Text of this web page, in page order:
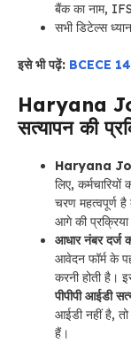
बैंक का नाम,
सभी डिटेल्स
इसे भी पढ़ें: BCECE
Haryana
सत्यापन की
Haryana
लिए,
चरण महत्वपूर्ण है
आगे की प्रक्रिया
आधार नंबर दर्ज
आवेदन फॉर्म के
करनी होती है।
पीपीपी आईडी
आईडी नहीं है,
हैं।